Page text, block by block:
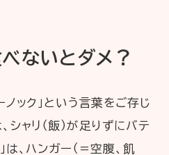
ないとダメ？
ノック」という言葉をご存じ
シャリ（飯）が足りずにバテ
は、ハンガー（＝空腹、飢